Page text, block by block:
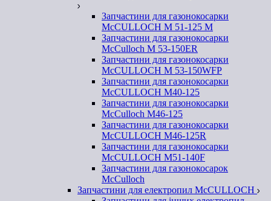
Запчастини для газонокосарки
McCULLOCH M 51-125 M
Запчастини для газонокосарки
McCulloch M 53-150ER
Запчастини для газонокосарки
McCULLOCH M 53-150WFP
Запчастини для газонокосарки
McCULLOCH M40-125
Запчастини для газонокосарки
McCulloch M46-125
Запчастини для газонокосарки
McCULLOCH M46-125R
Запчастини для газонокосарки
McCULLOCH M51-140F
Запчастини для газонокосарок
McCulloch
Запчастини для електропил McCULLOCH